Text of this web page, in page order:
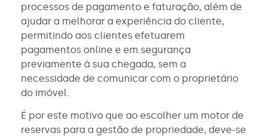
processos de pagamento e faturação, além de
ajudar a melhorar a experiência do cliente,
permitindo aos clientes efetuarem
pagamentos online e em segurança
previamente à sua chegada, sem a
necessidade de comunicar com o proprietário
do imóvel.
É por este motivo que ao escolher um motor de
reservas para a gestão de propriedade, deve-se